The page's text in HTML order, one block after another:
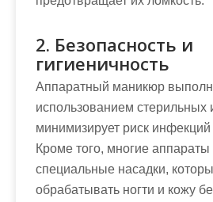
2. Безопасность и
гигиеничность
Аппаратный маникюр
использованием стерильных
минимизирует риск
Кроме того, многие
специальные насадки,
обрабатывать ногти и кожу